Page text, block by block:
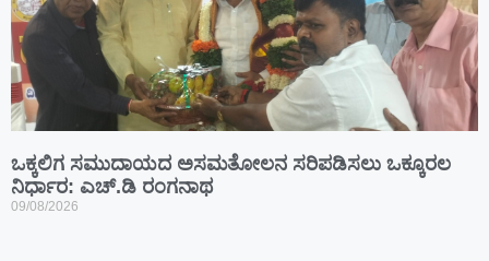
ಒಕ್ಕಲಿಗ ಸಮುದಾಯದ ಅಸಮತೋಲನ ಸರಿಪಡಿಸಲು ಒಕ್ಕೂರಲ
ನಿರ್ಧಾರ: ಎಚ್.ಡಿ ರಂಗನಾಥ
09/08/2026